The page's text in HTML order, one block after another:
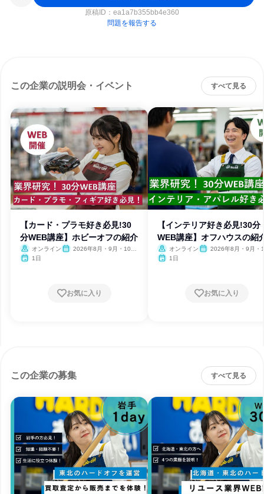
原稿ID： ea1a7b355bb4e360
問題を報告する
この企業の説明会・イベント すべて見る
【カード・プラモ好き必見!30
分WEB講座】ホビーオフの紹介
オンライン
2026年8月・9月・10
1日
お気に入り
【インテリア好き必見!30分
WEB講座】オフハウスの紹
オンライン
2026年8月・9月・
1日
お気に入り
この企業の募集 すべて見る